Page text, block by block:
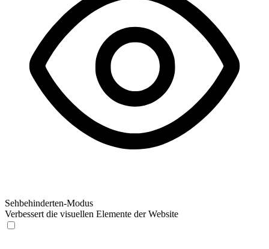
Sehbehinderten-Modus
Verbessert die visuellen Elemente der Website